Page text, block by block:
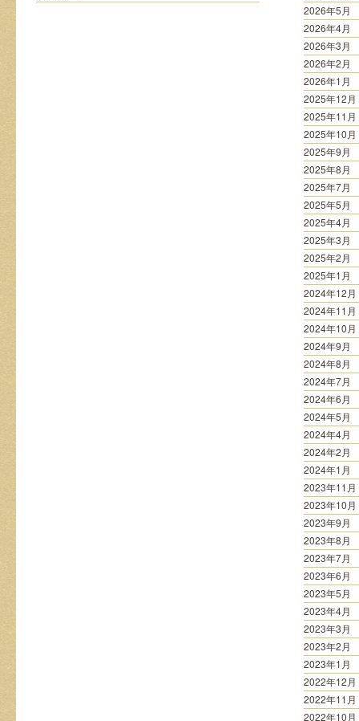
2026年5月
2026年4月
2026年3月
2026年2月
2026年1月
2025年12月
2025年11月
2025年10月
2025年9月
2025年8月
2025年7月
2025年5月
2025年4月
2025年3月
2025年2月
2025年1月
2024年12月
2024年11月
2024年10月
2024年9月
2024年8月
2024年7月
2024年6月
2024年5月
2024年4月
2024年2月
2024年1月
2023年11月
2023年10月
2023年9月
2023年8月
2023年7月
2023年6月
2023年5月
2023年4月
2023年3月
2023年2月
2023年1月
2022年12月
2022年11月
2022年10月